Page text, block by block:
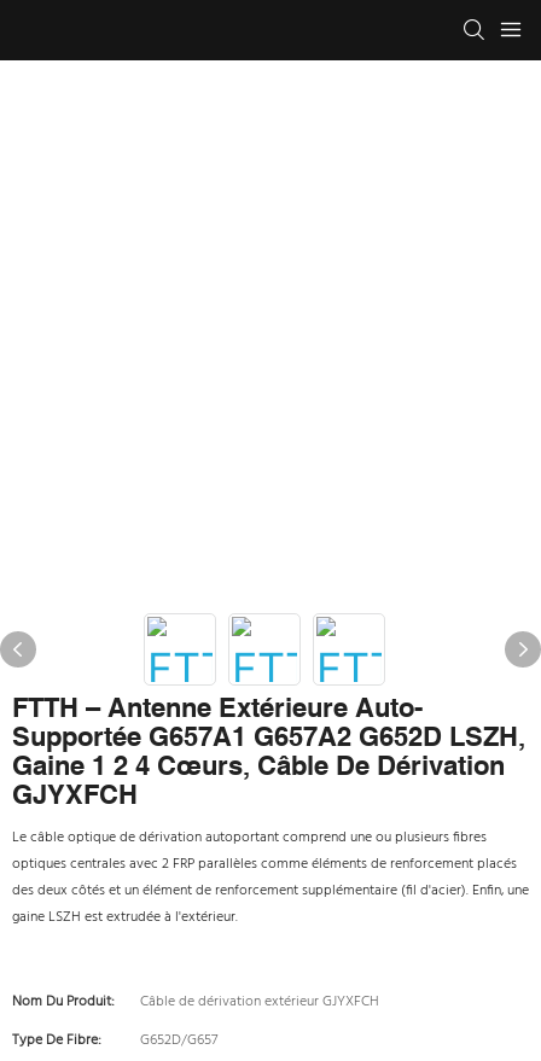
FTTH – Antenne Extérieure Auto-
Supportée G657A1 G657A2 G652D LSZH,
Gaine 1 2 4 Cœurs, Câble De Dérivation
GJYXFCH
Le câble optique de dérivation autoportant comprend une ou plusieurs fibres
optiques centrales avec 2 FRP parallèles comme éléments de renforcement placés
des deux côtés et un élément de renforcement supplémentaire (fil d'acier). Enfin, une
gaine LSZH est extrudée à l'extérieur.
Nom Du Produit:
Câble de dérivation extérieur GJYXFCH
Type De Fibre:
G652D/G657